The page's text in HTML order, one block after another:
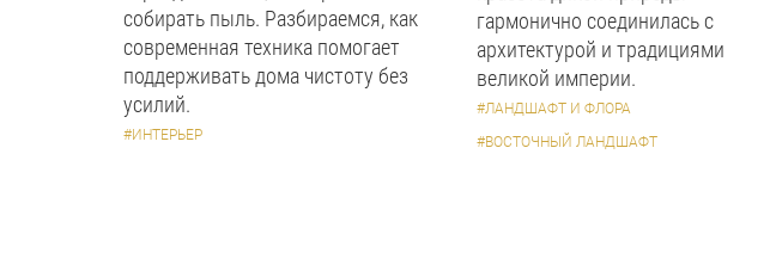
собирать пыль. Разбираемся, как
современная техника помогает
поддерживать дома чистоту без
усилий.
#ИНТЕРЬЕР
гармонично соединилась с
архитектурой и традициями
великой империи.
#ЛАНДШАФТ И ФЛОРА
#ВОСТОЧНЫЙ ЛАНДШАФТ